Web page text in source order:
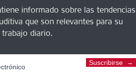
informado sobre las tendencias
que son relevantes para su
trabajo diario.
Suscribirse